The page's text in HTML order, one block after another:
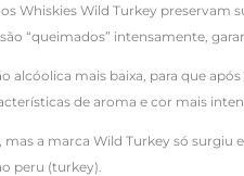
Whiskies Wild Turkey
“queimados” intensamente,
alcóolica mais baixa, para que
de aroma e cor mais
a marca Wild Turkey só
peru (turkey).